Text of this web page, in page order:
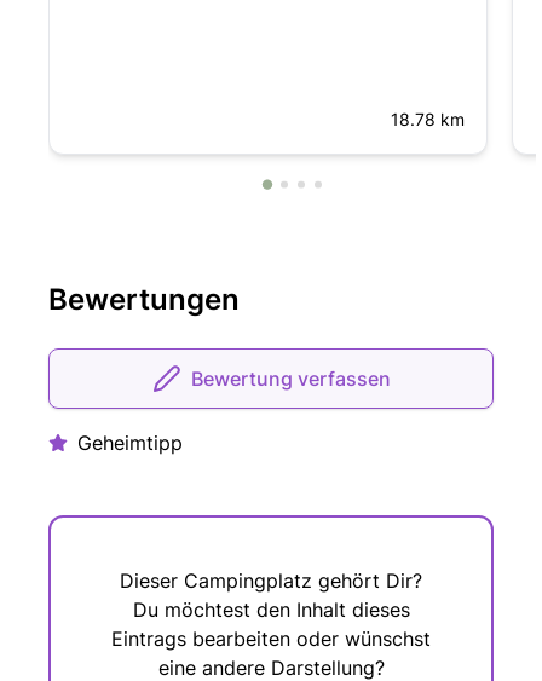
18.78 km
Bewertungen
Bewertung verfassen
Geheimtipp
Dieser Campingplatz gehört Dir?
Du möchtest den Inhalt dieses
Eintrags bearbeiten oder wünschst
eine andere Darstellung?